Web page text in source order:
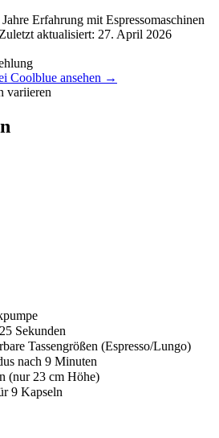
Erfahrung mit Espressomaschinen
Zuletzt aktualisiert: 27. April 2026
Coolblue ansehen →
variieren
Sekunden
Tassengrößen (Espresso/Lungo)
nach 9 Minuten
(nur 23 cm Höhe)
9 Kapseln